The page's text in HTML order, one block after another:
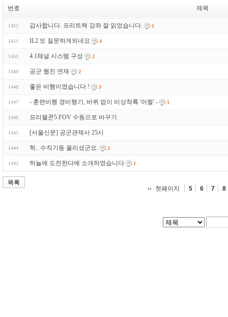
번호 제목
1452 감사합니다. 프리트랙 강좌 잘 읽었습니다. 1
1451 IL2 또 질문하게되네요 4
1450 4.1채널 시스템 구성 2
1449 공군 웹진 연재 2
1448 좋은 비행이였습니다 ! 3
1447 - 훈련비행 경비행기, 바퀴 없이 비상착륙 '아찔' - 1
1446 프리팰콘5 FOV 수동으로 바꾸기
1445 [서울신문] 공군관제사 25시
1444 헉.. 수직기동 올리셨군요. 2
1443 하늘에 도전한다에 소개하였습니다 1
목록
첫페이지
5 6 7 8